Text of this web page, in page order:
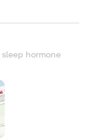
hormone